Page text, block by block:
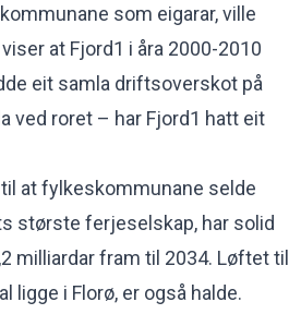
som eigarar, ville
at Fjord1 i åra 2000-2010
eit samla driftsoverskot på
ved roret – har Fjord1 hatt eit
at fylkeskommunane selde
største ferjeselskap, har solid
milliardar fram til 2034. Løftet til
ligge i Florø, er også halde.